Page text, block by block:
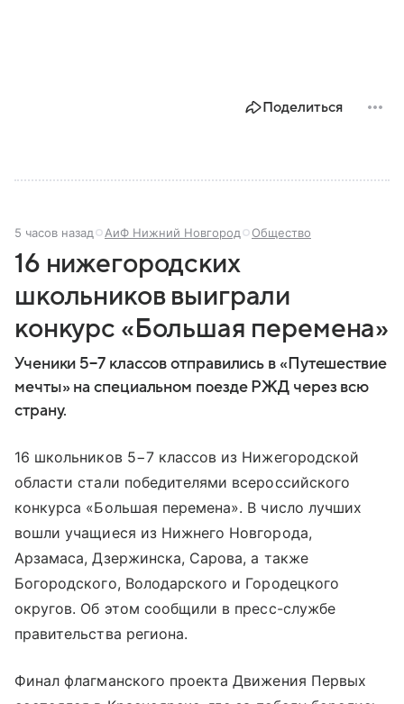
Поделиться
5 часов назад АиФ Нижний Новгород Общество
16 нижегородских
школьников выиграли
конкурс «Большая перемена»
Ученики 5−7 классов отправились в «Путешествие
мечты» на специальном поезде РЖД через всю
страну.
16 школьников 5−7 классов из Нижегородской
области стали победителями всероссийского
конкурса «Большая перемена». В число лучших
вошли учащиеся из Нижнего Новгорода,
Арзамаса, Дзержинска, Сарова, а также
Богородского, Володарского и Городецкого
округов. Об этом сообщили в пресс-службе
правительства региона.
Финал флагманского проекта Движения Первых